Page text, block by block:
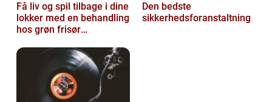
Få liv og spil tilbage i dine
lokker med en behandling
hos grøn frisør
Den bedste
sikkerhedsforanstaltning